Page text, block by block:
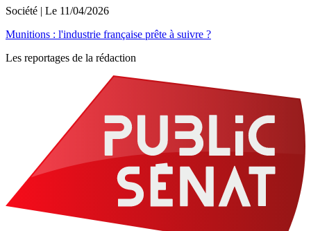
Société | Le 11/04/2026
Munitions : l'industrie française prête à suivre ?
Les reportages de la rédaction